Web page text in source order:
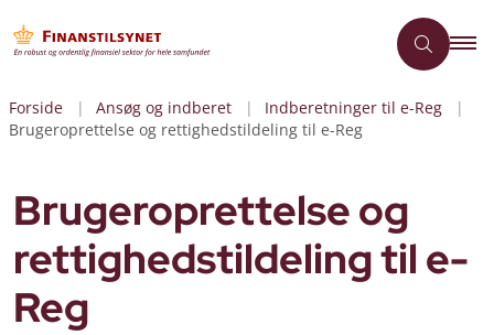
Forside Ansøg og indberet
Indberetninger til e-Reg
Brugeroprettelse og rettighedstildeling til e-Reg
Brugeroprettelse og
rettighedstildeling til e-
Reg